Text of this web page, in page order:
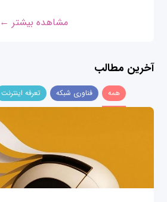
مشاهده بیشتر ←
آخرین مطالب
همه فناوری شبکه تعرفه اینترنت